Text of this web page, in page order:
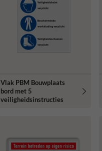
Vlak PBM Bouwplaats
bord met 5
veiligheidsinstructies